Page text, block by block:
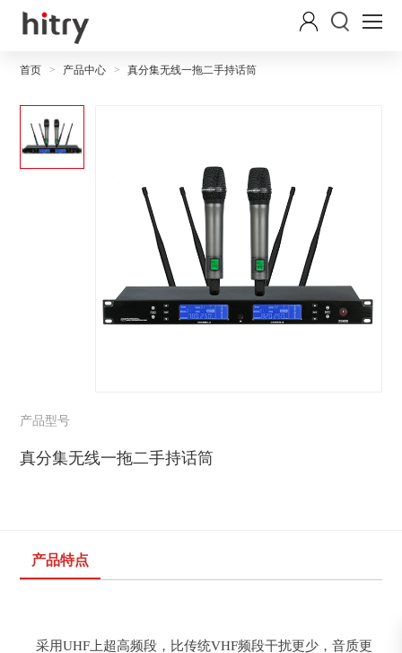
首页 > 产品中心 > 真分集无线一拖二手持话筒
产品型号
真分集无线一拖二手持话筒
产品特点
采用UHF上超高频段，比传统VHF频段干扰更少，音质更